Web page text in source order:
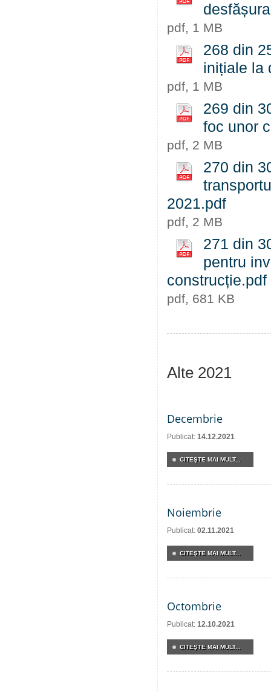
pdf, 1 MB
268 din
inițiale la
pdf, 1 MB
269 din
foc unor
pdf, 2 MB
270 din
2021.pdf
pdf, 2 MB
271 din
pentru
construcție.pdf
pdf, 681 KB
Alte 2021
Decembrie
Publicat: 14.12.2021
CITEŞTE MAI MULT...
Noiembrie
Publicat: 02.11.2021
CITEŞTE MAI MULT...
Octombrie
Publicat: 12.10.2021
CITEŞTE MAI MULT...